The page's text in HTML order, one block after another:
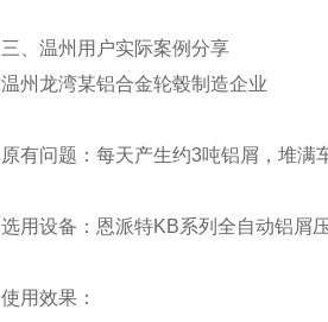
三、温州用户实际案例分享
温州龙湾某铝合金轮毂制造企业
原有问题：每天产生约3吨铝屑，堆满
选用设备：恩派特KB系列全自动铝屑
使用效果：